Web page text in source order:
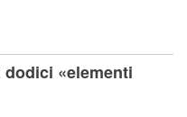
dodici «elementi